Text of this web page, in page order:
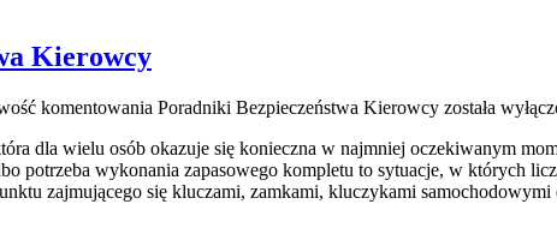
Kierowcy
komentowania Poradniki Bezpieczeństwa Kierowcy została
dla wielu osób okazuje się konieczna w najmniej oczekiwanym
potrzeba wykonania zapasowego kompletu to sytuacje, w których
zajmującego się kluczami, zamkami, kluczykami